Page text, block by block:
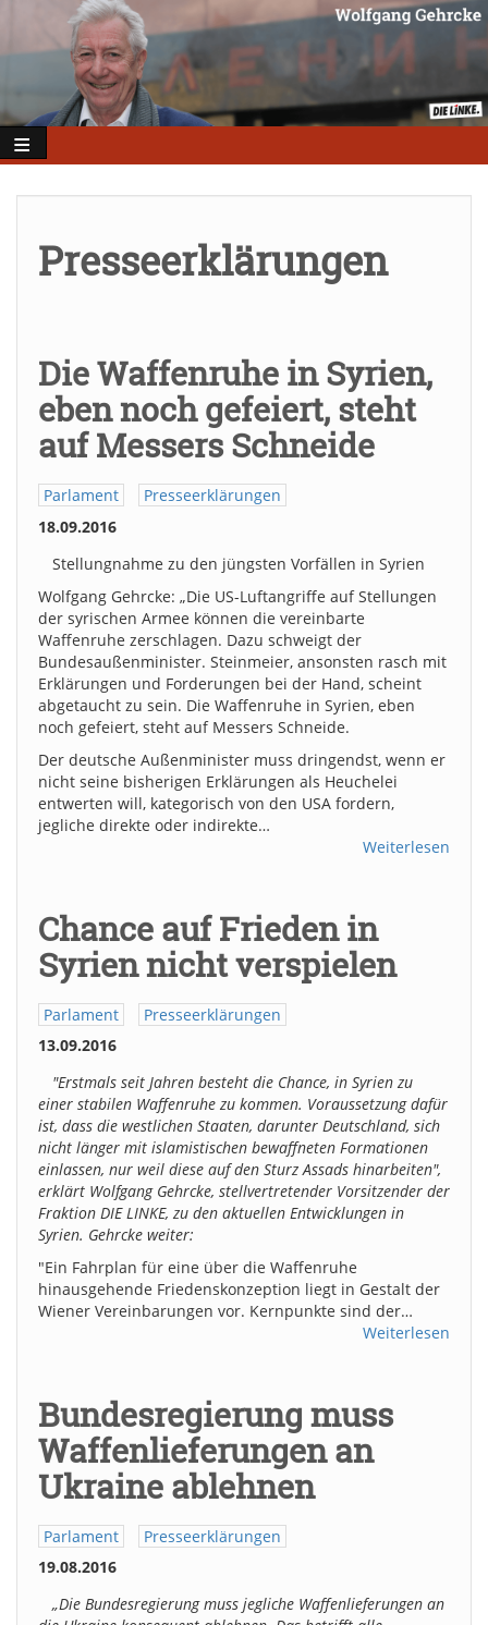
Inhalt
Presseerklärungen
Die Waffenruhe in Syrien,
eben noch gefeiert, steht
auf Messers Schneide
Parlament
Presseerklärungen
18.09.2016
Stellungnahme zu den jüngsten Vorfällen in Syrien
Wolfgang Gehrcke: „Die US-Luftangriffe auf Stellungen
der syrischen Armee können die vereinbarte
Waffenruhe zerschlagen. Dazu schweigt der
Bundesaußenminister. Steinmeier, ansonsten rasch mit
Erklärungen und Forderungen bei der Hand, scheint
abgetaucht zu sein. Die Waffenruhe in Syrien, eben
noch gefeiert, steht auf Messers Schneide.
Der deutsche Außenminister muss dringendst, wenn er
nicht seine bisherigen Erklärungen als Heuchelei
entwerten will, kategorisch von den USA fordern,
jegliche direkte oder indirekte…
Weiterlesen
Chance auf Frieden in
Syrien nicht verspielen
Parlament
Presseerklärungen
13.09.2016
"Erstmals seit Jahren besteht die Chance, in Syrien zu
einer stabilen Waffenruhe zu kommen. Voraussetzung dafür
ist, dass die westlichen Staaten, darunter Deutschland, sich
nicht länger mit islamistischen bewaffneten Formationen
einlassen, nur weil diese auf den Sturz Assads hinarbeiten",
erklärt Wolfgang Gehrcke, stellvertretender Vorsitzender der
Fraktion DIE LINKE, zu den aktuellen Entwicklungen in
Syrien. Gehrcke weiter:
"Ein Fahrplan für eine über die Waffenruhe
hinausgehende Friedenskonzeption liegt in Gestalt der
Wiener Vereinbarungen vor. Kernpunkte sind der…
Weiterlesen
Bundesregierung muss
Waffenlieferungen an
Ukraine ablehnen
Parlament
Presseerklärungen
19.08.2016
„Die Bundesregierung muss jegliche Waffenlieferungen an